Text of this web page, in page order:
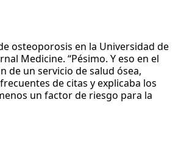
osteoporosis en la Universidad de
Medicine. “Pésimo. Y eso en el
de un servicio de salud ósea,
de citas y explicaba los
un factor de riesgo para la